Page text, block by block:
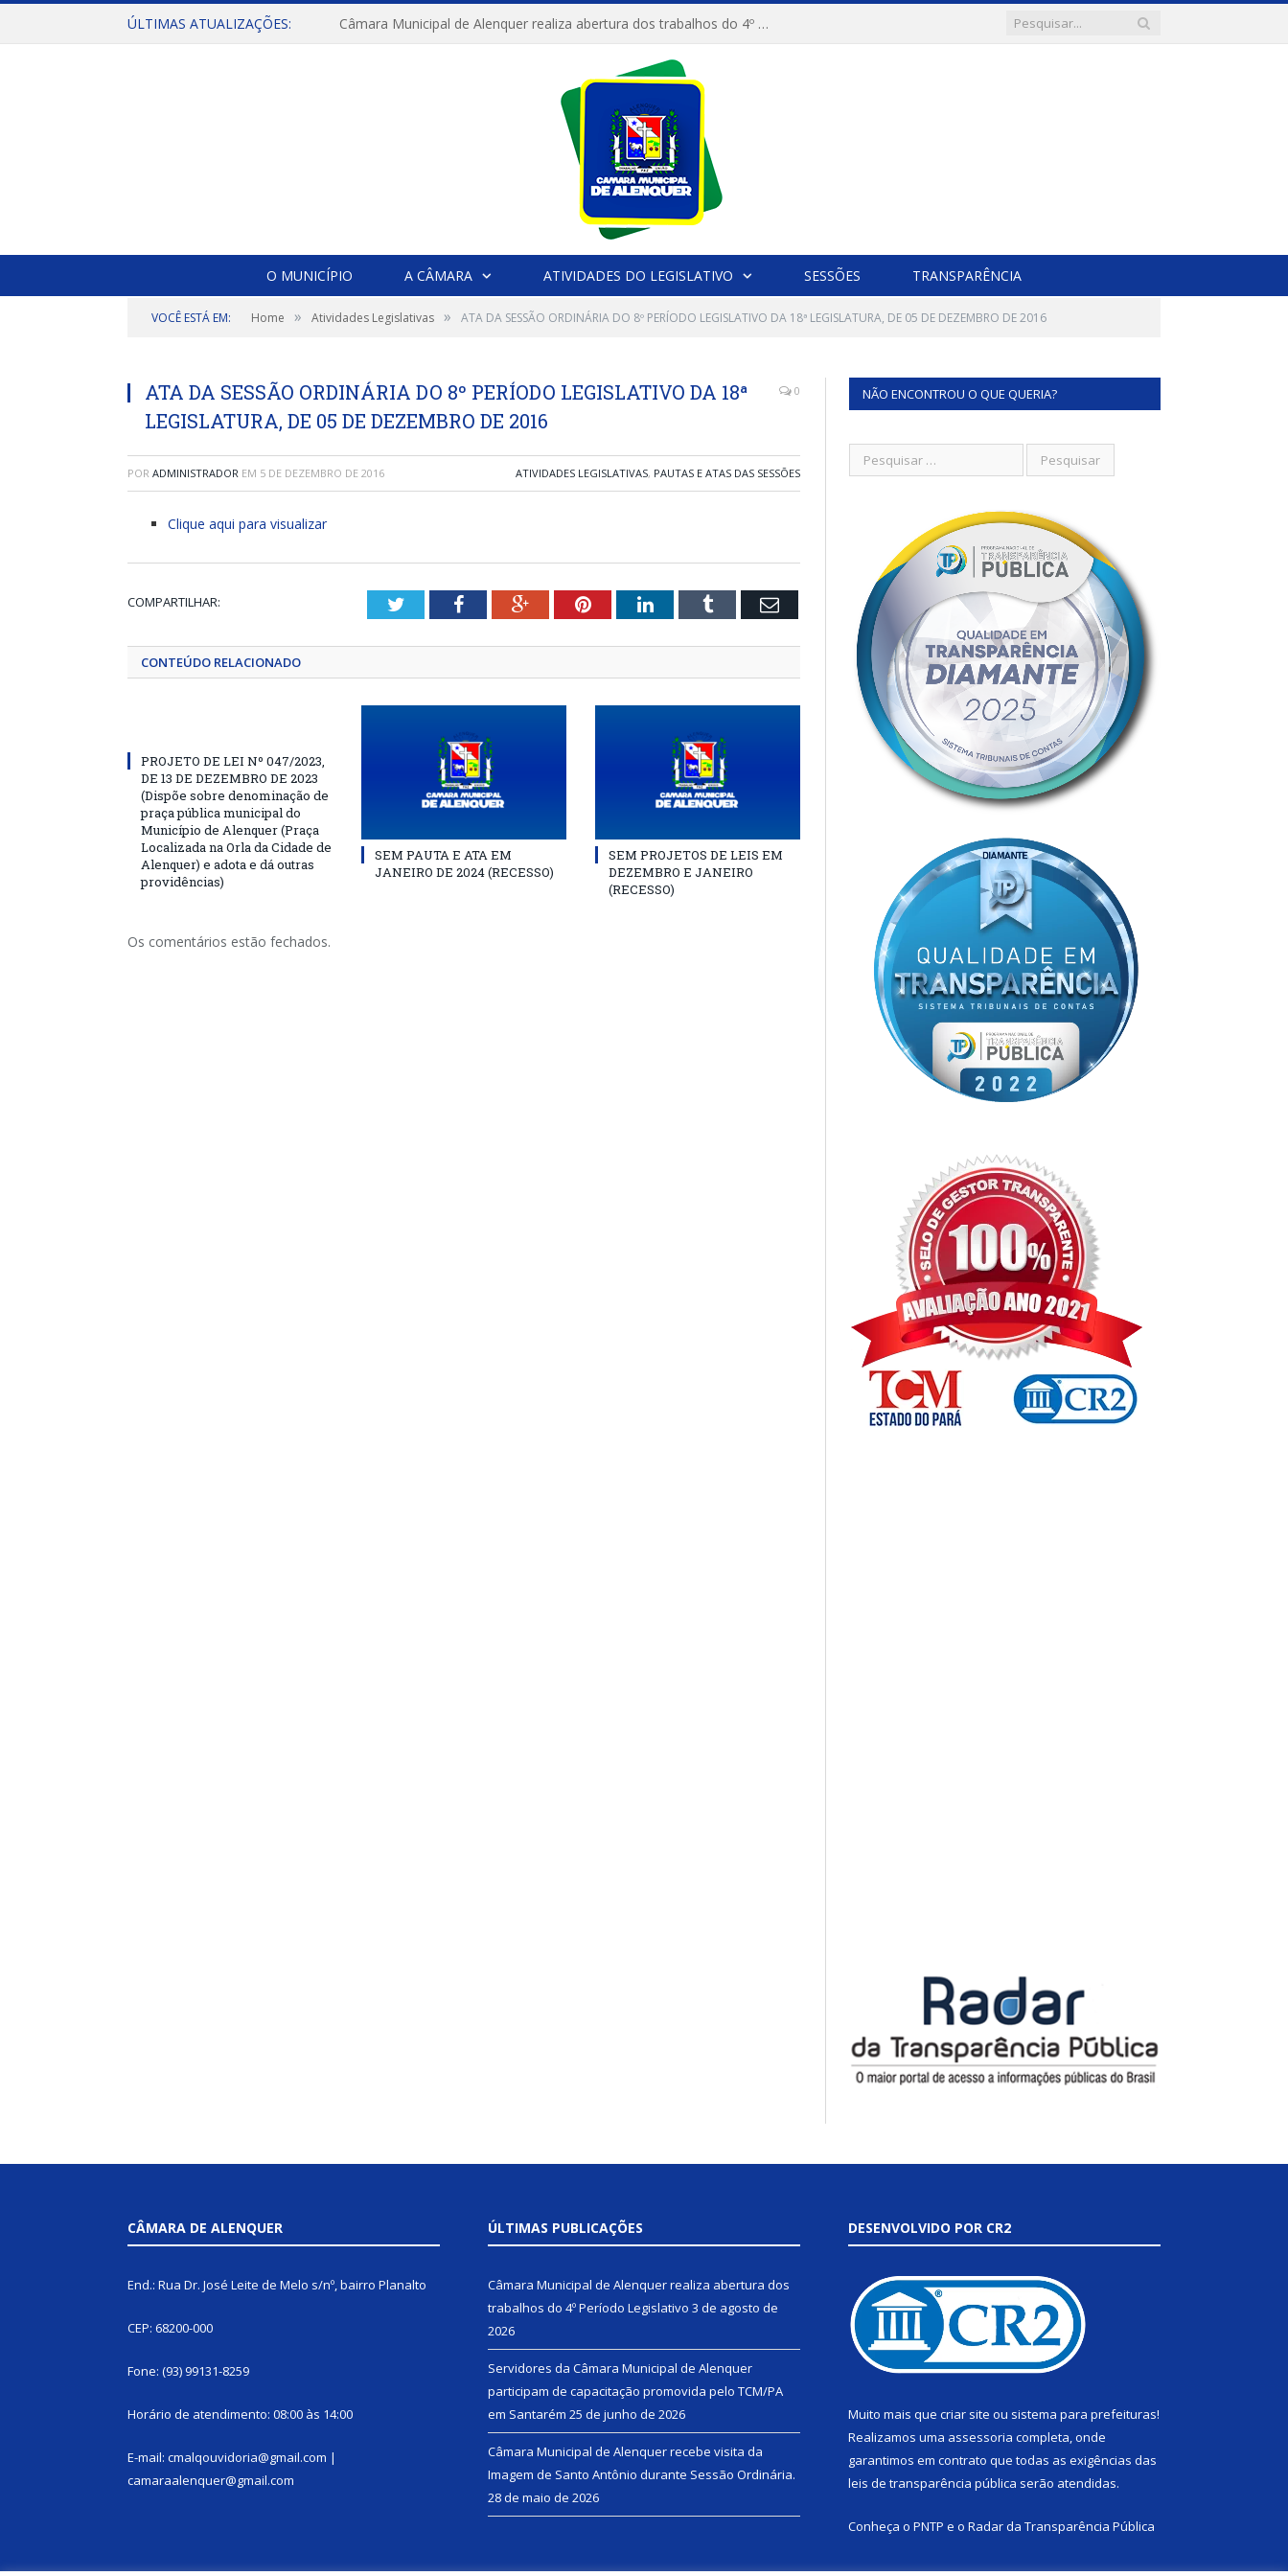
ÚLTIMAS ATUALIZAÇÕES: Câmara Municipal de Alenquer realiza abertura dos trabalhos do 4º Período Legislativo
O MUNICÍPIO A CÂMARA ATIVIDADES DO LEGISLATIVO SESSÕES TRANSPARÊNCIA
VOCÊ ESTÁ EM: Home » Atividades Legislativas » ATA DA SESSÃO ORDINÁRIA DO 8º PERÍODO LEGISLATIVO DA 18ª LEGISLATURA, DE 05 DE DEZEMBRO DE 2016
ATA DA SESSÃO ORDINÁRIA DO 8º PERÍODO LEGISLATIVO DA 18ª
LEGISLATURA, DE 05 DE DEZEMBRO DE 2016
0
POR ADMINISTRADOR EM 5 DE DEZEMBRO DE 2016 ATIVIDADES LEGISLATIVAS, PAUTAS E ATAS DAS SESSÕES
Clique aqui para visualizar
COMPARTILHAR: TwitterFacebookGoogle+PinterestLinkedInTumblr Email
CONTEÚDO RELACIONADO
PROJETO DE LEI Nº 047/2023,
DE 13 DE DEZEMBRO DE 2023
(Dispõe sobre denominação de
praça pública municipal do
Município de Alenquer (Praça
Localizada na Orla da Cidade de
Alenquer) e adota e dá outras
providências)
SEM PAUTA E ATA EM
JANEIRO DE 2024 (RECESSO)
SEM PROJETOS DE LEIS EM
DEZEMBRO E JANEIRO
(RECESSO)
Os comentários estão fechados.
NÃO ENCONTROU O QUE QUERIA?
CÂMARA DE ALENQUER
End.: Rua Dr. José Leite de Melo s/nº, bairro Planalto
CEP: 68200-000
Fone: (93) 99131-8259
Horário de atendimento: 08:00 às 14:00
E-mail: cmalqouvidoria@gmail.com |
camaraalenquer@gmail.com
ÚLTIMAS PUBLICAÇÕES
Câmara Municipal de Alenquer realiza abertura dos
trabalhos do 4º Período Legislativo 3 de agosto de
2026
Servidores da Câmara Municipal de Alenquer
participam de capacitação promovida pelo TCM/PA
em Santarém 25 de junho de 2026
Câmara Municipal de Alenquer recebe visita da
Imagem de Santo Antônio durante Sessão Ordinária.
28 de maio de 2026
DESENVOLVIDO POR CR2
Muito mais que criar site ou sistema para prefeituras!
Realizamos uma assessoria completa, onde
garantimos em contrato que todas as exigências das
leis de transparência pública serão atendidas.
Conheça o PNTP e o Radar da Transparência Pública